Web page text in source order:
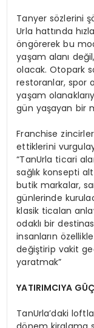
Tanyer sözlerini
Urla hattında
öngörerek bu
yaşam alanı
olacak. Otopark
restoranlar, spor
yaşam
gün yaşayan bir
Franchise
ettiklerini
“TanUrla ticari
sağlık konsepti
butik markalar,
günlerinde
klasik ticalan
odaklı bir
insanların
değiştirip vakit
yaratmak”
YATIRIMCIYA
TanUrla’daki